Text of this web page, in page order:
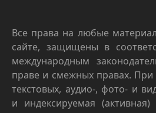
Все права на любые
сайте, защищены в
международным
праве и смежных правах.
текстовых, аудио-, фото- и
и индексируемая (активная)